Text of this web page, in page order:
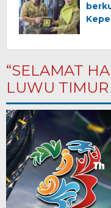
“SELAMAT
LUWU TIMUR